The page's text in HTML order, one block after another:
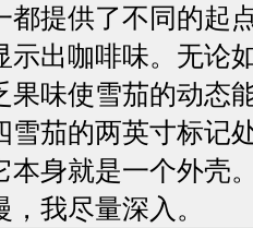
都提供了不同的起
示出咖啡味。无论
果味使雪茄的动态
雪茄的两英寸标记
本身就是一个外壳
我尽量深入。